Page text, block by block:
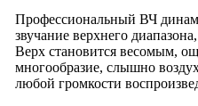
Профессиональный ВЧ
звучание верхнего
Верх становится весомым,
многообразие, слышно
любой громкости